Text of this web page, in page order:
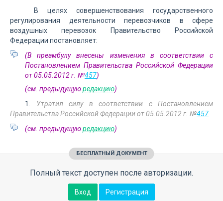
В целях совершенствования государственного
регулирования деятельности перевозчиков в сфере
воздушных перевозок Правительство Российской
Федерации постановляет:
(В преамбулу внесены изменения в соответствии с
Постановлением Правительства Российской Федерации
от 05.05.2012 г. №457)
(см. предыдущуюредакцию)
1. Утратил силу в соответствии с Постановлением
Правительства Российской Федерации от 05.05.2012 г. №457
(см. предыдущуюредакцию)
БЕСПЛАТНЫЙ ДОКУМЕНТ
Полный текст доступен после авторизации.
Вход Регистрация